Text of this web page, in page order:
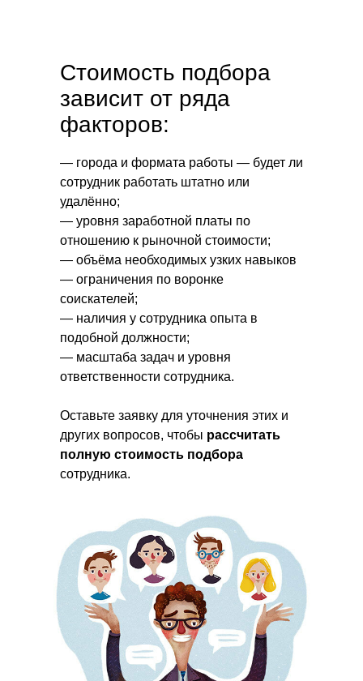
Стоимость подбора
зависит от ряда
факторов:
— города и формата работы — будет ли
сотрудник работать штатно или
удалённо;
— уровня заработной платы по
отношению к рыночной стоимости;
— объёма необходимых узких навыков
— ограничения по воронке
соискателей;
— наличия у сотрудника опыта в
подобной должности;
— масштаба задач и уровня
ответственности сотрудника.
Оставьте заявку для уточнения этих и
других вопросов, чтобы рассчитать
полную стоимость подбора
сотрудника.